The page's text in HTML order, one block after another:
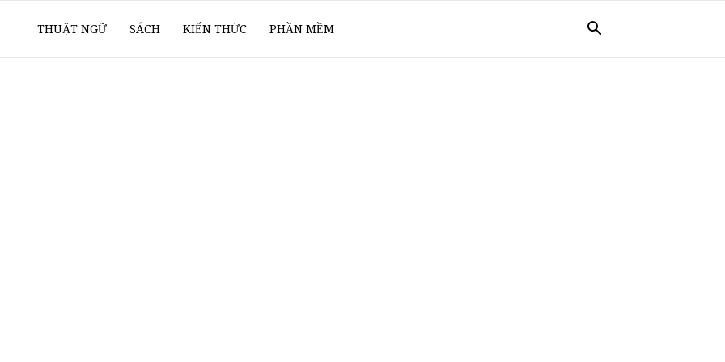
THUẬT NGỮ SÁCH KIẾN THỨC PHẦN MỀM